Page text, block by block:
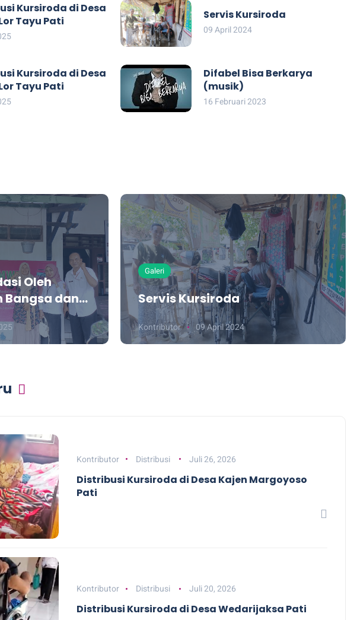
Kursiroda di Desa
Tayu Pati
Kursiroda di Desa
Tayu Pati
Servis Kursiroda
09 April 2024
Difabel Bisa Berkarya
(musik)
16 Februari 2023
Oleh
Bangsa dan
Galeri
Servis Kursiroda
Kontributor 09 April 2024
Kontributor Distribusi Juli 26, 2026
Distribusi Kursiroda di Desa Kajen Margoyoso
Pati
Kontributor Distribusi Juli 20, 2026
Distribusi Kursiroda di Desa Wedarijaksa Pati